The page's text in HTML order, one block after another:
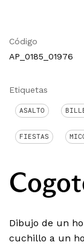
Código
AP_0185_01976
Etiquetas
ASALTO
FIESTAS
Dibujo de un
cuchillo a un